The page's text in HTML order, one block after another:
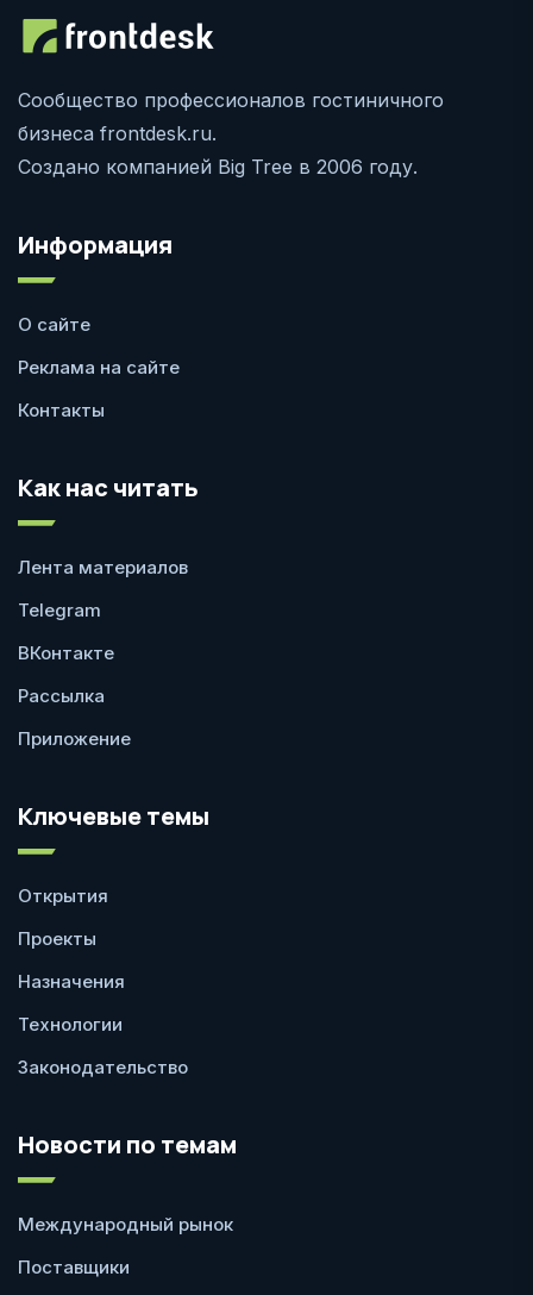
Сообщество профессионалов гостиничного
бизнеса frontdesk.ru.
Создано компанией Big Tree в 2006 году.
Информация
О сайте
Реклама на сайте
Контакты
Как нас читать
Лента материалов
Telegram
ВКонтакте
Рассылка
Приложение
Ключевые темы
Открытия
Проекты
Назначения
Технологии
Законодательство
Новости по темам
Международный рынок
Поставщики